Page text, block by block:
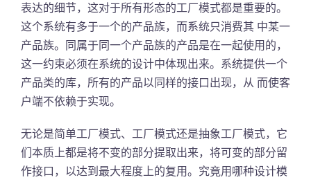
表达的细节，这对于所有形态的工厂模式都是重要的。
这个系统有多于一个的产品族，而系统只消费其 中某一
产品族。同属于同一个产品族的产品是在一起使用的，
这一约束必须在系统的设计中体现出来。系统提供一个
产品类的库，所有的产品以同样的接口出现，从 而使客
户端不依赖于实现。
无论是简单工厂模式、工厂模式还是抽象工厂模式，它
们本质上都是将不变的部分提取出来，将可变的部分留
作接口，以达到最大程度上的复用。究竟用哪种设计模